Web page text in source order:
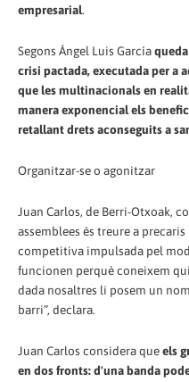
empresarial.
Segons Ángel Luis García
crisi pactada, executada per a
que les multinacionals en
manera exponencial els
retallant drets aconseguits a
Organitzar-se o agonitzar
Juan Carlos, de Berri-Otxoak,
assemblees és treure a
competitiva impulsada pel
funcionen perquè coneixem
dada nosaltres li posem un
barri”, declara.
Juan Carlos considera queels
en dos fronts: d'una banda